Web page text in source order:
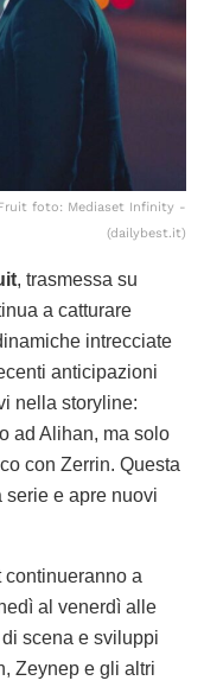
foto: Mediaset Infinity -
(dailybest.it)
, trasmessa su
a catturare
intrecciate
anticipazioni
nella storyline:
ad Alihan, ma solo
con Zerrin. Questa
serie e apre nuovi
a
al venerdì alle
scena e sviluppi
Zeynep e gli altri